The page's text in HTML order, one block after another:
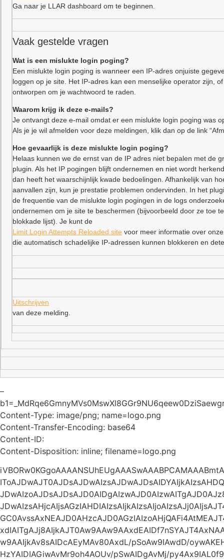
Ga naar je LLAR dashboard om te beginnen.
Vaak gestelde vragen
Wat is een mislukte login poging?
Een mislukte login poging is wanneer een IP-adres onjuiste
loggen op je site. Het IP-adres kan een menselijke operator zijn,
ontworpen om je wachtwoord te raden.
Waarom krijg ik deze e-mails?
Je ontvangt deze e-mail omdat er een mislukte login poging was
Als je je wil afmelden voor deze meldingen, klik dan op de link
Hoe gevaarlijk is deze mislukte login poging?
Helaas kunnen we de ernst van de IP adres niet bepalen met de
plugin. Als het IP pogingen blijft ondernemen en niet wordt
dan heeft het waarschijnlijk kwade bedoelingen. Afhankelijk van
aanvallen zijn, kun je prestatie problemen ondervinden. In het
de frequentie van de mislukte login pogingen in de logs
ondernemen om je site te beschermen (bijvoorbeeld door ze toe
blokkade lijst). Je kunt de
Limit Login Attempts Reloaded site voor meer informatie over
die automatisch schadelijke IP-adressen kunnen blokkeren en
Uitschrijven
van deze melding.
–
Content-Type: image/png; name=logo.png
Content-Transfer-Encoding: base64
Content-ID:
Content-Disposition: inline; filename=logo.png
w9AAIjkAv8sAIDcAEyMAv80AxdL/pSoAw9IAwdD/
HzYAIDIAGiwAvMr9oh4AOUv/pSwAIDgAvMj/